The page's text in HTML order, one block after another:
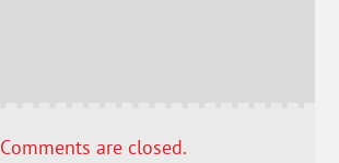
Comments are closed.